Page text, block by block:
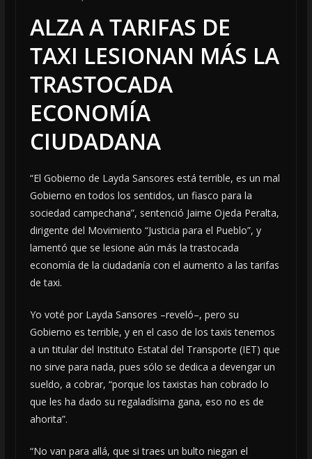
ALZA A TARIFAS DE
TAXI LESIONAN MÁS LA
TRASTOCADA
ECONOMÍA
CIUDADANA
“El Gobierno de Layda Sansores está terrible, es un mal
Gobierno en todos los sentidos, un fiasco para la
sociedad campechana”, sentenció Jaime Ojeda Peralta,
dirigente del Movimiento “Justicia para el Pueblo”, y
lamentó que se lesione aún más la trastocada
economía de la ciudadanía con el aumento a las tarifas
de taxi.
Yo voté por Layda Sansores –reveló–, pero su
Gobierno es terrible, y en el caso de los taxis tenemos
a un titular del Instituto Estatal del Transporte (IET) que
no sirve para nada, pues sólo se dedica a devengar un
sueldo, a cobrar, “porque los taxistas han cobrado lo
que les ha dado su regaladísima gana, eso no es de
ahorita”.
“No van para allá, que si traes un bulto niegan el